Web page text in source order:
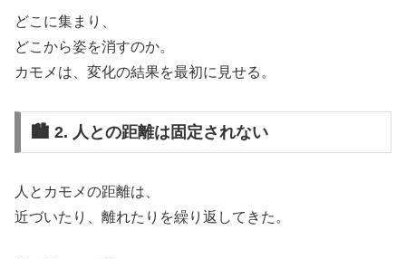
どこに集まり、
どこから姿を消すのか。
カモメは、変化の結果を最初に見せる。
🏙️ 2. 人との距離は固定されない
人とカモメの距離は、
近づいたり、離れたりを繰り返してきた。